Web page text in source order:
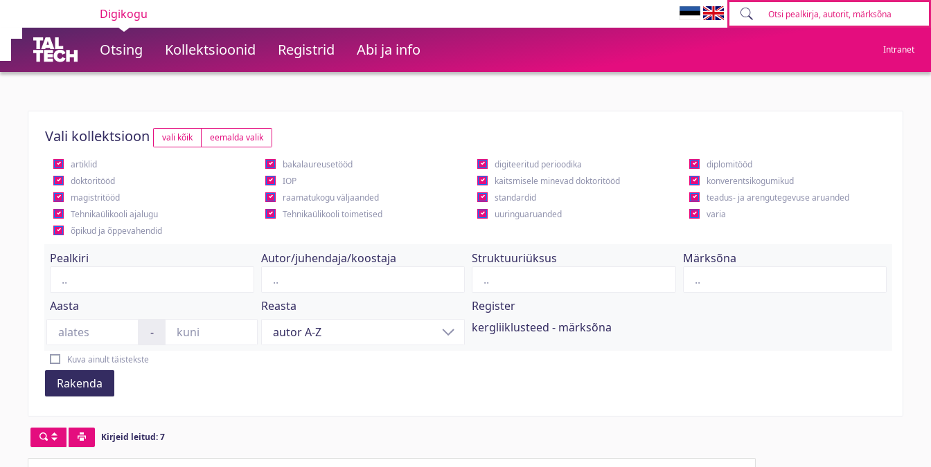
Digikogu
Otsing Kollektsioonid Registrid Abi ja info Intranet
Vali kollektsioon vali kõik eemalda valik
artiklid bakalaureusetööd digiteeritud perioodika
diplomitööd
doktoritööd
IOP kaitsmisele minevad doktoritööd
konverentsikogumikud
magistritööd
raamatukogu väljaanded standardid
teadus- ja arengutegevuse aruanded
Tehnikaülikooli ajalugu
Tehnikaülikooli toimetised uuringuaruanded
varia
õpikud ja õppevahendid
Pealkiri Autor/juhendaja/koostaja Struktuuriüksus Märksõna
Aasta
-
Reasta
Register
kergliiklusteed - märksõna
Kuva ainult täistekste
Rakenda
Kirjeid leitud: 7